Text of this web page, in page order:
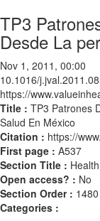
TP3
Desde La
Nov 1, 2011, 00:00
10.1016/
https://
Title : TP3 Patrones
Salud En México
Citation : https://
First page : A537
Section Title :
Open access? : No
Section Order : 1480
Categories :